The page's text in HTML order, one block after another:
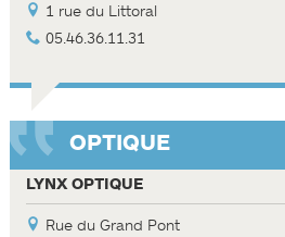
1 rue du Littoral
05.46.36.11.31
OPTIQUE
LYNX OPTIQUE
Rue du Grand Pont